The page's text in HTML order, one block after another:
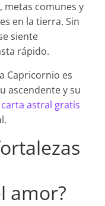
metas comunes y
en la tierra. Sin
siente
rápido.
Capricornio es
ascendente y su
carta astral gratis
amor?